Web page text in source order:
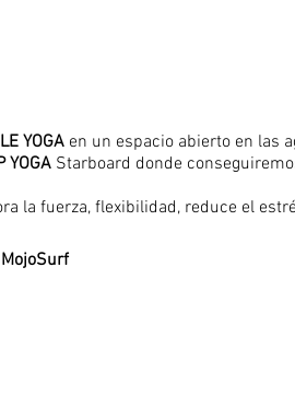
YOGAen un espacio abierto en las
YOGAStarboard donde
la fuerza, flexibilidad, reduce el
MojoSurf